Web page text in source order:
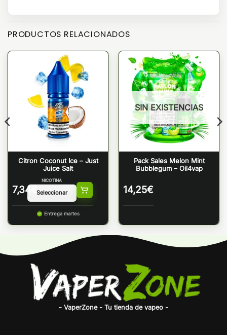
PRODUCTOS RELACIONADOS
Citron Coconut Ice – Just
Juice Salt
7,34 €
NICOTINA
Entrega martes
SIN EXISTENCIAS
Pack Sales Melon Mint
Bubblegum – Oil4vap
14,25€
- VaperZone - Tu tienda de vapeo -